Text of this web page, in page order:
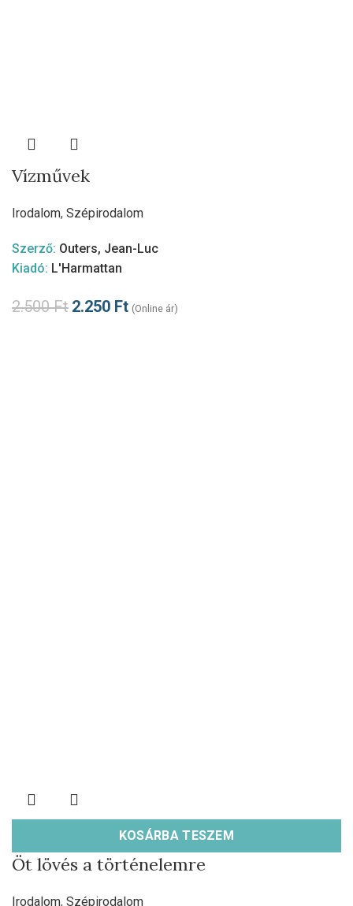
Vízművek
Irodalom, Szépirodalom
Szerző: Outers, Jean-Luc
Kiadó: L'Harmattan
2.500Ft 2.250 Ft (Online ár)
KOSÁRBA TESZEM
Öt lövés a történelemre
Irodalom, Szépirodalom